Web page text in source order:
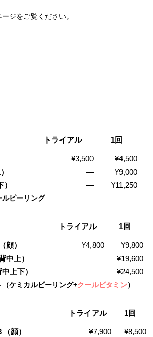
ジをご覧ください。
トライアル 1回
¥3,500
¥4,500
―
¥9,000
―
¥11,250
ピーリング
トライアル 1回
顔） ¥4,800
¥9,800
中上）
―
¥19,600
上下）
―
¥24,500
ケミカルピーリング+クールビタミン）
トライアル 1回
顔） ¥7,900 ¥8,500